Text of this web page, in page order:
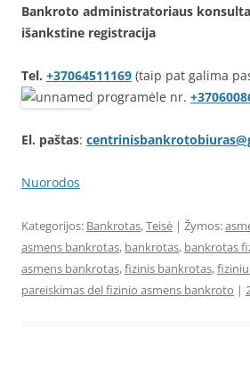
Bankroto administratoriaus
išankstine registracija
Tel. +37064511169 (taip pat galima
programėle nr.
El. paštas:
Nuorodos
Kategorijos: Bankrotas,Teisė | Žymos:
asmens bankrotas, bankrotas, bankrotas
asmens bankrotas,fizinis bankrotas,
pareiskimas del fizinio asmens bankroto |